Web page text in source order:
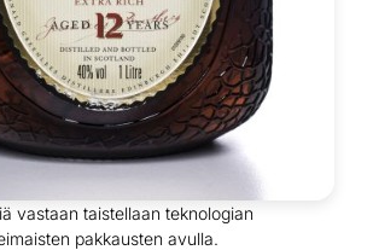
vastaan taistellaan teknologian
pakkausten avulla.